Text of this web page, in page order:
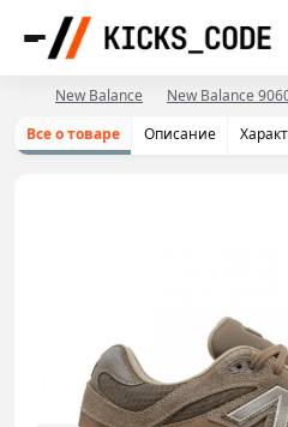
New Balance New Balance
Все о товаре
Описание